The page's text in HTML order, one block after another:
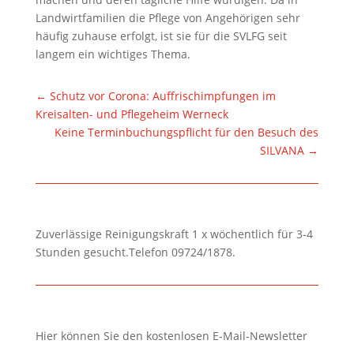
Landwirtfamilien die Pflege von Angehörigen sehr
häufig zuhause erfolgt, ist sie für die SVLFG seit
langem ein wichtiges Thema.
← Schutz vor Corona: Auffrischimpfungen im
Kreisalten- und Pflegeheim Werneck
Keine Terminbuchungspflicht für den Besuch des
SILVANA →
Zuverlässige Reinigungskraft 1 x wöchentlich für 3-4
Stunden gesucht.Telefon 09724/1878.
Hier können Sie den kostenlosen E-Mail-Newsletter